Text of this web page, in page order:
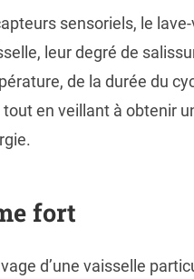
sensoriels, le
leur degré de
de la durée du
tout en veillant à obtenir
fort
d’une vaisselle